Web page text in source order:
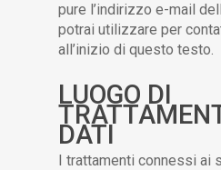
pure l’indirizzo e-mail
potrai utilizzare per
all’inizio di questo testo.
LUOGO DI
DATI
I trattamenti connessi ai